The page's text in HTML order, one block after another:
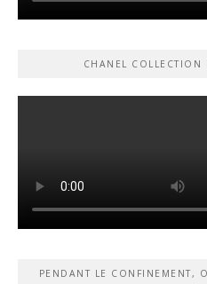
CHANEL
PENDANT LE CONFINEMENT,